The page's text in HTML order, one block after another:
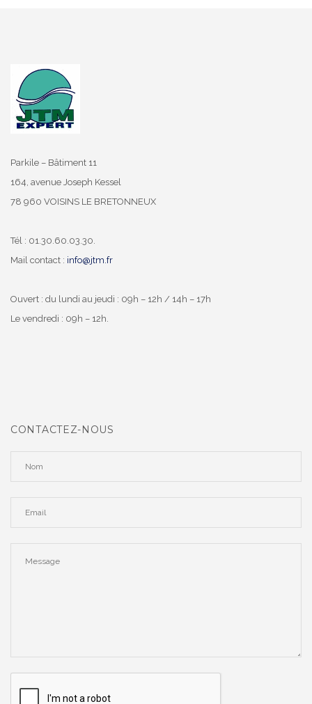
Parkile – Bâtiment 11
164, avenue Joseph Kessel
78 960 VOISINS LE BRETONNEUX
Tél : 01.30.60.03.30.
Mail contact : info@jtm.fr
Ouvert : du lundi au jeudi : 09h – 12h / 14h – 17h
Le vendredi : 09h – 12h.
CONTACTEZ-NOUS